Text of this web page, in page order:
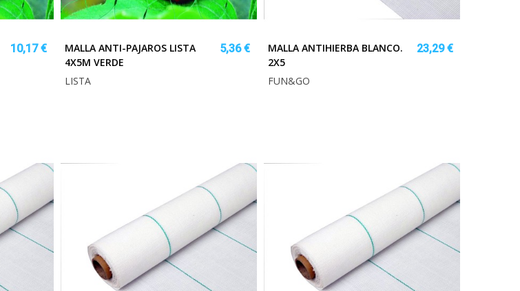
10,17 €
MALLA ANTI-PAJAROS LISTA
4X5M VERDE
5,36 €
LISTA
MALLA ANTIHIERBA BLANCO.
2X5
23,29 €
FUN&GO